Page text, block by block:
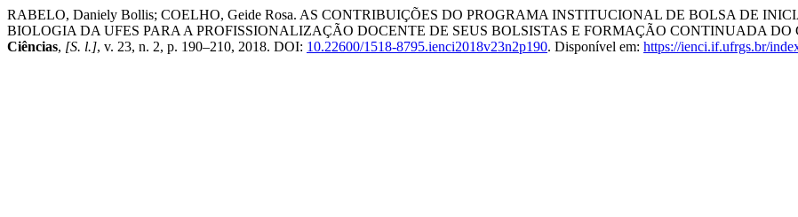
RABELO, Daniely Bollis; COELHO, Geide Rosa. AS CONTRIBUIÇÕES DO PROGRAMA INSTITUCIONAL DE BOLSA DE
BIOLOGIA DA UFES PARA A PROFISSIONALIZAÇÃO DOCENTE DE SEUS BOLSISTAS E FORMAÇÃO CONTINUADA
Ciências, [S. l.], v. 23, n. 2, p. 190–210, 2018. DOI: 10.22600/1518-8795.ienci2018v23n2p190. Disponível em: https://ienci.if.ufrgs.br/